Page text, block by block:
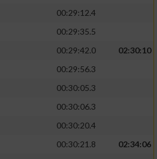
00:29:12.4
00:29:35.5
00:29:42.0
02:30:10
00:29:56.3
00:30:05.3
00:30:06.3
00:30:20.4
00:30:21.8
02:34:06